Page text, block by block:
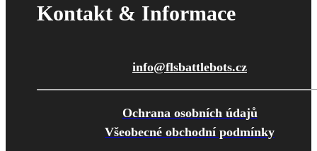
Kontakt & Informace
info@flsbattlebots.cz
Ochrana osobních údajů
Všeobecné obchodní podmínky